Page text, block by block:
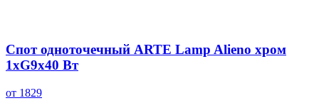
Спот одноточечный ARTE Lamp Alieno хром
1хG9х40 Вт
от 1829